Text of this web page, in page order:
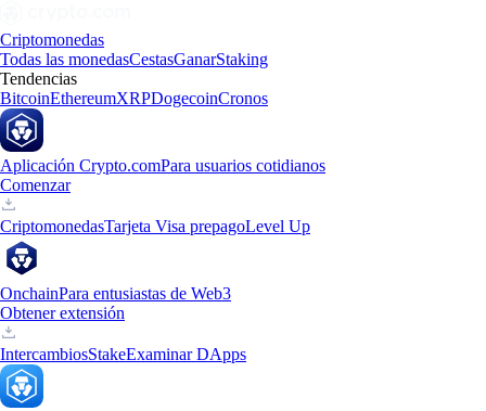
Criptomonedas
Todas las monedasCestasGanarStaking
Tendencias
BitcoinEthereumXRPDogecoinCronos
Aplicación Crypto.comPara usuarios cotidianos
Comenzar
CriptomonedasTarjeta Visa prepagoLevel Up
OnchainPara entusiastas de Web3
Obtener extensión
IntercambiosStakeExaminar DApps